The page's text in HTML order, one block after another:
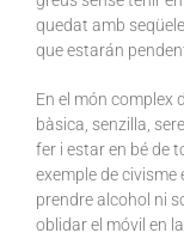
quedat amb
que estarán
En el món complex
bàsica, senzilla,
fer i estar en bé de
exemple de
prendre alcohol ni
oblidar el móvil en